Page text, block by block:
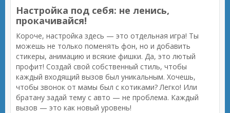
Настройка под себя: не ленись,
прокачивайся!
Короче, настройка здесь — это отдельная игра! Ты
можешь не только поменять фон, но и добавить
стикеры, анимацию и всякие фишки. Да, это лютый
профит! Создай свой собственный стиль, чтобы
каждый входящий вызов был уникальным. Хочешь,
чтобы звонок от мамы был с котиками? Легко! Или
братану задай тему с авто — не проблема. Каждый
вызов — это как новый уровень!